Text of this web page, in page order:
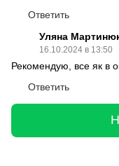
Ответить
Уляна
16.10.2024 в 13:50
Рекомендую, все як в
Ответить